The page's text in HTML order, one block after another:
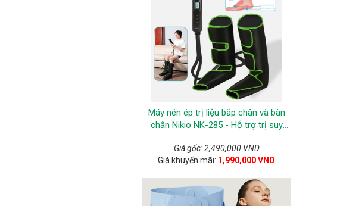
Máy nén ép trị liệu bắp chân và bàn
chân Nikio NK-285 - Hỗ trợ trị suy
chân - Xanh lá
Giá gốc: 2,490,000 VND
Giá khuyến mãi: 1,990,000 VND